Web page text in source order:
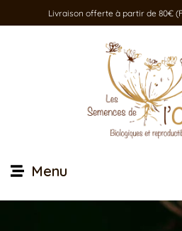
Livraison offerte à partir de 80€
Menu